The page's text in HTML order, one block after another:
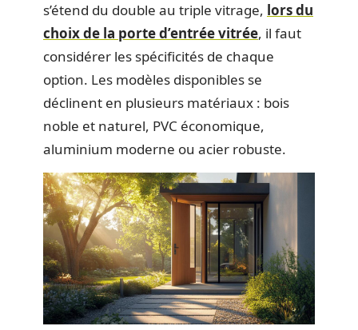
s’étend du double au triple vitrage, lors du
choix de la porte d’entrée vitrée, il faut
considérer les spécificités de chaque
option. Les modèles disponibles se
déclinent en plusieurs matériaux : bois
noble et naturel, PVC économique,
aluminium moderne ou acier robuste.